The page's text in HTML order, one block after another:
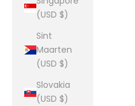
(USD $)
Sint
Maarten
(USD $)
Slovakia
(USD $)